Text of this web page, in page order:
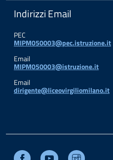
Indirizzi Email
PEC
MIPM050003@pec.istruzione.it
Email
MIPM050003@istruzione.it
Email
dirigente@liceovirgiliomilano.it
Facebook Youtube